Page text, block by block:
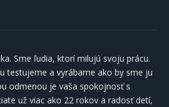
Sme ľudia, ktorí milujú svoju prácu.
testujeme a vyrábame ako by sme ju
odmenou je vaša spokojnosť s
už viac ako 22 rokov a radosť detí,